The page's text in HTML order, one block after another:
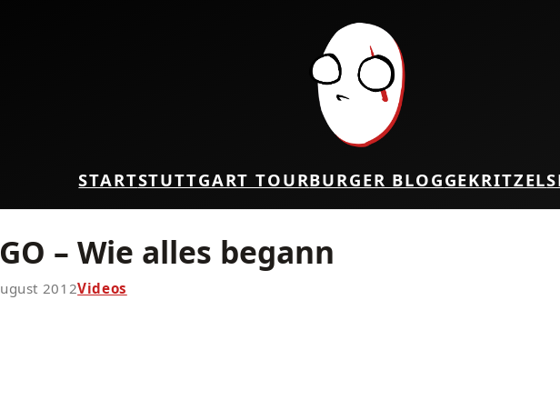
STARTSTUTTGART TOURBURGER BLOGGEKRITZEL
– Wie alles begann
2012Videos